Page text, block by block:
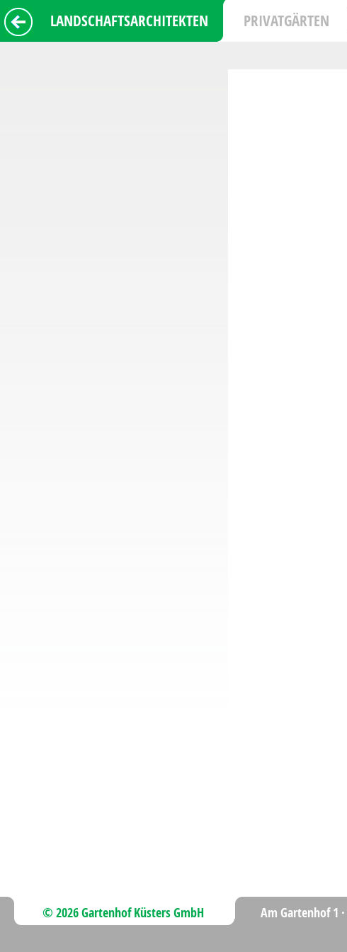
LANDSCHAFTSARCHITEKTEN PRIVATGÄRTEN
© 2026 Gartenhof Küsters GmbH Am Gartenhof 1 ·